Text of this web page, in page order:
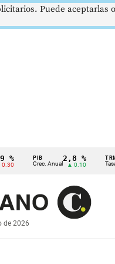
PIB
Crec. Anual
2,8 %
▲ 0.10
TRM
Tasa Rep.
de 2026
Puede aceptarlas